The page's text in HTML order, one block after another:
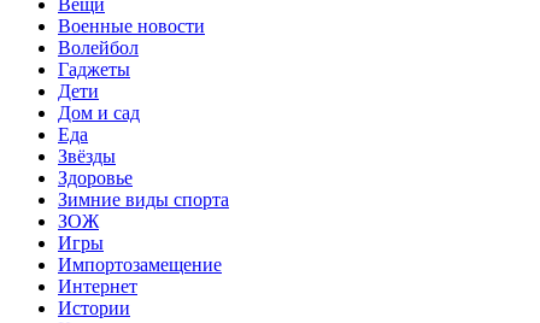
Военные новости
Волейбол
Гаджеты
Дети
Дом и сад
Еда
Звёзды
Здоровье
Зимние виды спорта
ЗОЖ
Игры
Импортозамещение
Интернет
Истории